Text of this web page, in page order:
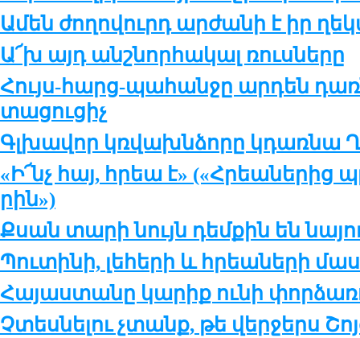
Ամեն ժո­ղո­վուրդ ար­ժա­նի է իր
Ա՜խ այդ անշ­նոր­հա­կալ ռուս­նե­րը
Հույս-հարց-պա­հան­ջը ար­դեն
տա­ցու­ցիչ
Գլխա­վոր կռ­վախն­ձո­րը կդառ­նա
«Ի՜նչ հայ, հրեա է»
րին»)
Քսան տա­րի նույն դեմ­քին են
Պու­տի­նի, լե­հե­րի և հրեա­նե­րի
Հա­յաս­տա­նը կա­րիք ու­նի
Չտես­նե­լու չտանք, թե վեր­ջերս